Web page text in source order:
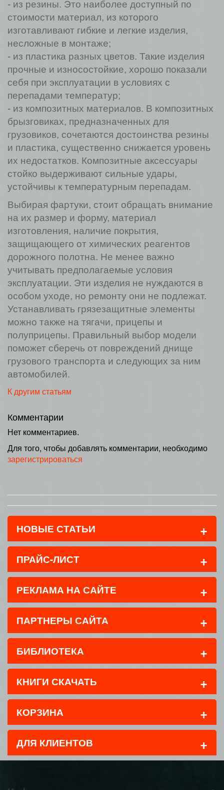
- из резины. Это наиболее доступный по
стоимости материал, из которого
изготавливают гибкие и легкие изделия,
несложные в монтаже;
- из пластика разных цветов. Такие изделия
прочные и износостойкие, хорошо показали
себя при эксплуатации в условиях с
перепадами температур;
- из композитных материалов. В композитных
брызговиках, предназначенных для
грузовиков, сочетаются достоинства резины
и пластика, существенно снижается уровень
их недостатков. Композитные аксессуары
стойко выдерживают сильные удары,
устойчивы к температурным перепадам.
Выбирая фартуки, стоит обращать внимание
на их размер и форму, материал
изготовления, наличие покрытия,
защищающего от химических реагентов
дорожного полотна. Не менее важно
учитывать предполагаемые условия
эксплуатации. Эти изделия не нуждаются в
особом уходе, но ремонту они не подлежат.
Устанавливать грязезащитные элементы
можно также на тягачи, прицепы и
полуприцепы. Правильный выбор модели
поможет сберечь от повреждений днище
грузового транспорта и следующих за ним
автомобилей.
К другим статьям
Комментарии
Нет комментариев.
Для того, чтобы добавлять комментарии, необходимо
зарегистрироваться
НОВЫЕ СТАТЬИ +
ПРАЙС-ЛИСТ +
РЕКЛАМА НА САЙТЕ +
ПАРТНЕРЫ САЙТА +
БИБЛИОТЕКА +
КНИГИ СКАЧАТЬ +
КОРЗИНА +
ДЛЯ КЛИЕНТОВ +